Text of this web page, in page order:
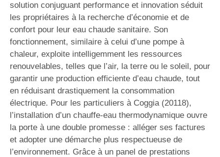
solution conjuguant performance et innovation séduit
les propriétaires à la recherche d’économie et de
confort pour leur eau chaude sanitaire. Son
fonctionnement, similaire à celui d’une pompe à
chaleur, exploite intelligemment les ressources
renouvelables, telles que l’air, la terre ou le soleil, pour
garantir une production efficiente d’eau chaude, tout
en réduisant drastiquement la consommation
électrique. Pour les particuliers à Coggia (20118),
l’installation d’un chauffe-eau thermodynamique ouvre
la porte à une double promesse : alléger ses factures
et adopter une démarche plus respectueuse de
l’environnement. Grâce à un panel de prestations